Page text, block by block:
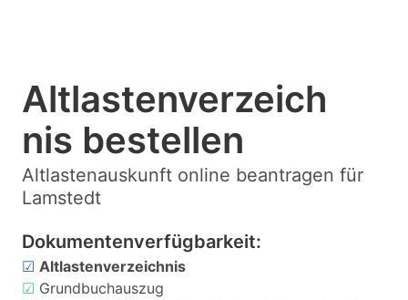
Altlastenverzeich
nis bestellen
Altlastenauskunft online beantragen für
Lamstedt
Dokumentenverfügbarkeit:
☑ Altlastenverzeichnis
☑ Grundbuchauszug